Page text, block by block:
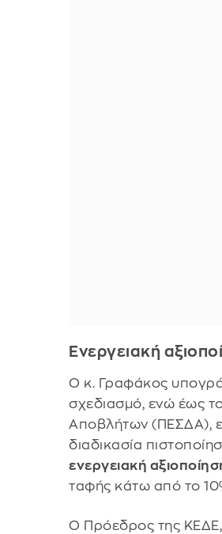
Ενεργειακή
Ο κ. Γραφάκος
σχεδιασμό, ενώ έως
Αποβλήτων (ΠΕΣΔΑ),
διαδικασία
ενεργειακή
ταφής κάτω από το
Ο Πρόεδρος της ΚΕΔΕ,